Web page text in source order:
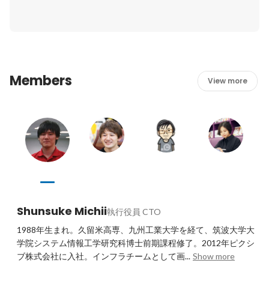
Members View more
Shunsuke Michii執行役員 CTO
1988年生まれ。久留米高専、九州工業大学を経て、筑波大学大
学院システム情報工学研究科博士前期課程修了。2012年ピクシ
ブ株式会社に入社。インフラチームとして画... Show more